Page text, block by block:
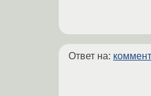
Ответ на: